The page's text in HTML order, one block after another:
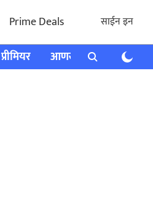
Prime Deals साईन इन
प्रीमियर आणखी राशी भविष्य